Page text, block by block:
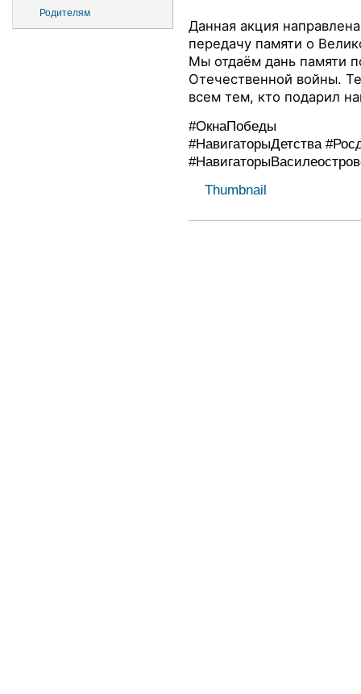
Родителям
Данная акция
передачу памяти о
Мы отдаём дань памяти
Отечественной войны.
всем тем, кто подарил
#ОкнаПобеды
#НавигаторыДетства
Thumbnail